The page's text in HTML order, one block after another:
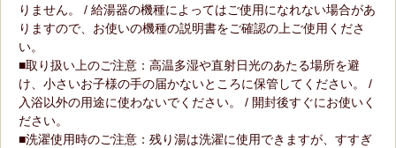
りません。 / 給湯器の機種によってはご使用になれない場合があ
りますので、お使いの機種の説明書をご確認の上ご使用くださ
い。
■取り扱い上のご注意：高温多湿や直射日光のあたる場所を避
け、小さいお子様の手の届かないところに保管してください。 /
入浴以外の用途に使わないでください。 / 開封後すぐにお使いく
ださい。
■洗濯使用時のご注意：残り湯は洗濯に使用できますが、すすぎ